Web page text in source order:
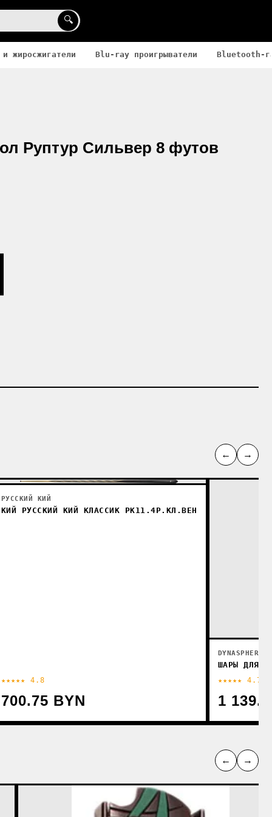
🔍
жиросжигатели Blu-ray проигрыватели Bluetooth-
Руптур Сильвер 8 футов
← →
РУССКИЙ КИЙ
КИЙ РУССКИЙ КИЙ КЛАССИК РК11.4Р.КЛ.ВЕН
★★★★★ 4.8
700.75 BYN
DYNASPHERES
ШАРЫ ДЛЯ
★★★★★ 4.7
1
← →